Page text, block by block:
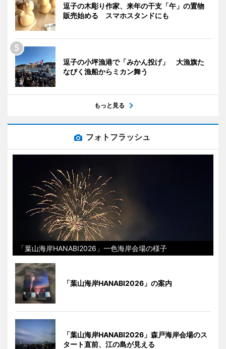
逗子の木彫り作家、来年の干支「午」の置物
販売始める スマホスタンドにも
逗子の小坪漁港で「みかん投げ」 大漁旗た
なびく漁船からミカン舞う
もっと見る
フォトフラッシュ
「葉山海岸HANABI2026」一色海岸会場の様子
「葉山海岸HANABI2026」の案内
「葉山海岸HANABI2026」森戸海岸会場のス
タート直前、江の島が見える